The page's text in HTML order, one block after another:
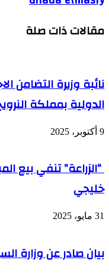
مقالات ذات صلة
نائبة وزيرة التضامن
الدولية بمملكة
9 أكتوبر، 2025
“الزراعة” تنفي بيع
خليجي
31 مايو، 2025
بيان صادر عن وزارة